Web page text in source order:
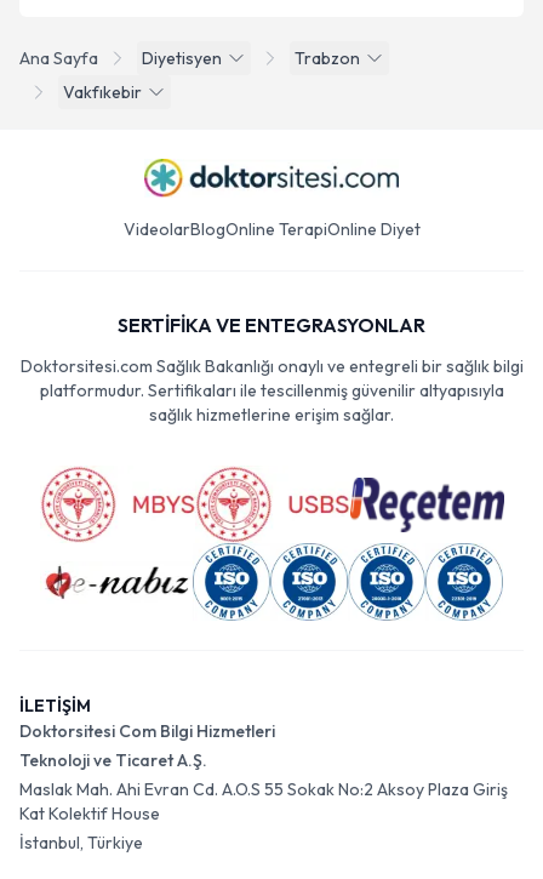
Ana Sayfa Diyetisyen
Trabzon
Vakfıkebir
VideolarBlogOnline TerapiOnline Diyet
SERTİFİKA VE ENTEGRASYONLAR
Doktorsitesi.com Sağlık Bakanlığı onaylı ve entegreli bir sağlık bilgi
platformudur. Sertifikaları ile tescillenmiş güvenilir altyapısıyla
sağlık hizmetlerine erişim sağlar.
İLETİŞİM
Doktorsitesi Com Bilgi Hizmetleri
Teknoloji ve Ticaret A.Ş.
Maslak Mah. Ahi Evran Cd. A.O.S 55 Sokak No:2 Aksoy Plaza Giriş
Kat Kolektif House
İstanbul, Türkiye